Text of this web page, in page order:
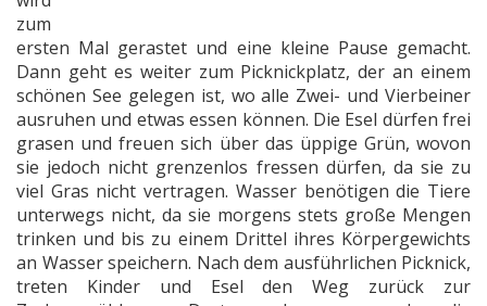
zum
ersten Mal gerastet und eine kleine Pause gemacht.
Dann geht es weiter zum Picknickplatz, der an einem
schönen See gelegen ist, wo alle Zwei- und Vierbeiner
ausruhen und etwas essen können. Die Esel dürfen frei
grasen und freuen sich über das üppige Grün, wovon
sie jedoch nicht grenzenlos fressen dürfen, da sie zu
viel Gras nicht vertragen. Wasser benötigen die Tiere
unterwegs nicht, da sie morgens stets große Mengen
trinken und bis zu einem Drittel ihres Körpergewichts
an Wasser speichern. Nach dem ausführlichen Picknick,
treten Kinder und Esel den Weg zurück zur